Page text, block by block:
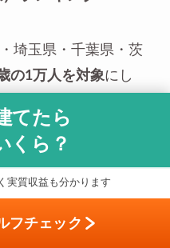
埼玉県・千葉県・茨
の1万人を対象にし
（駅）ランキングは
てたら
くら？
実質収益も分かります
フチェック